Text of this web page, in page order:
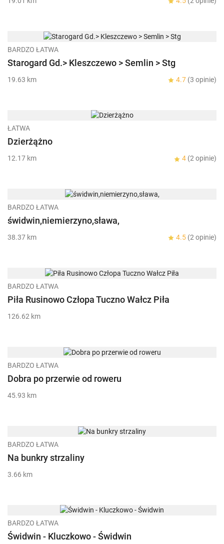
BARDZO ŁATWA
Starogard Gd.> Kleszczewo > Semlin > Stg
19.63 km 4.7 (3 opinie)
ŁATWA
Dzierżążno
12.17 km 4 (2 opinie)
BARDZO ŁATWA
świdwin,niemierzyno,sława,
38.37 km 4.5 (2 opinie)
BARDZO ŁATWA
Piła Rusinowo Człopa Tuczno Wałcz Piła
126.62 km
BARDZO ŁATWA
Dobra po przerwie od roweru
45.93 km
BARDZO ŁATWA
Na bunkry strzaliny
3.66 km
BARDZO ŁATWA
Świdwin - Kluczkowo - Świdwin